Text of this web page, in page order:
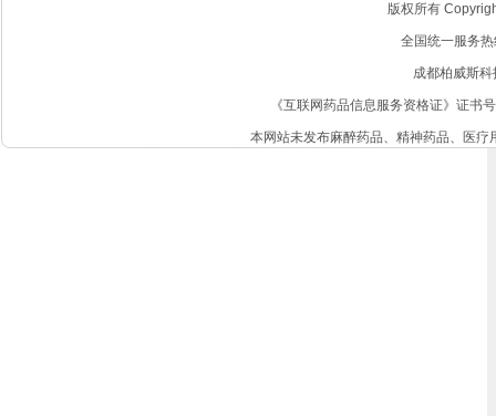
版权所有
全国统一服务
成都柏威斯
《互联网药品信息服务资格证》证书
本网站未发布麻醉药品、精神药品、医